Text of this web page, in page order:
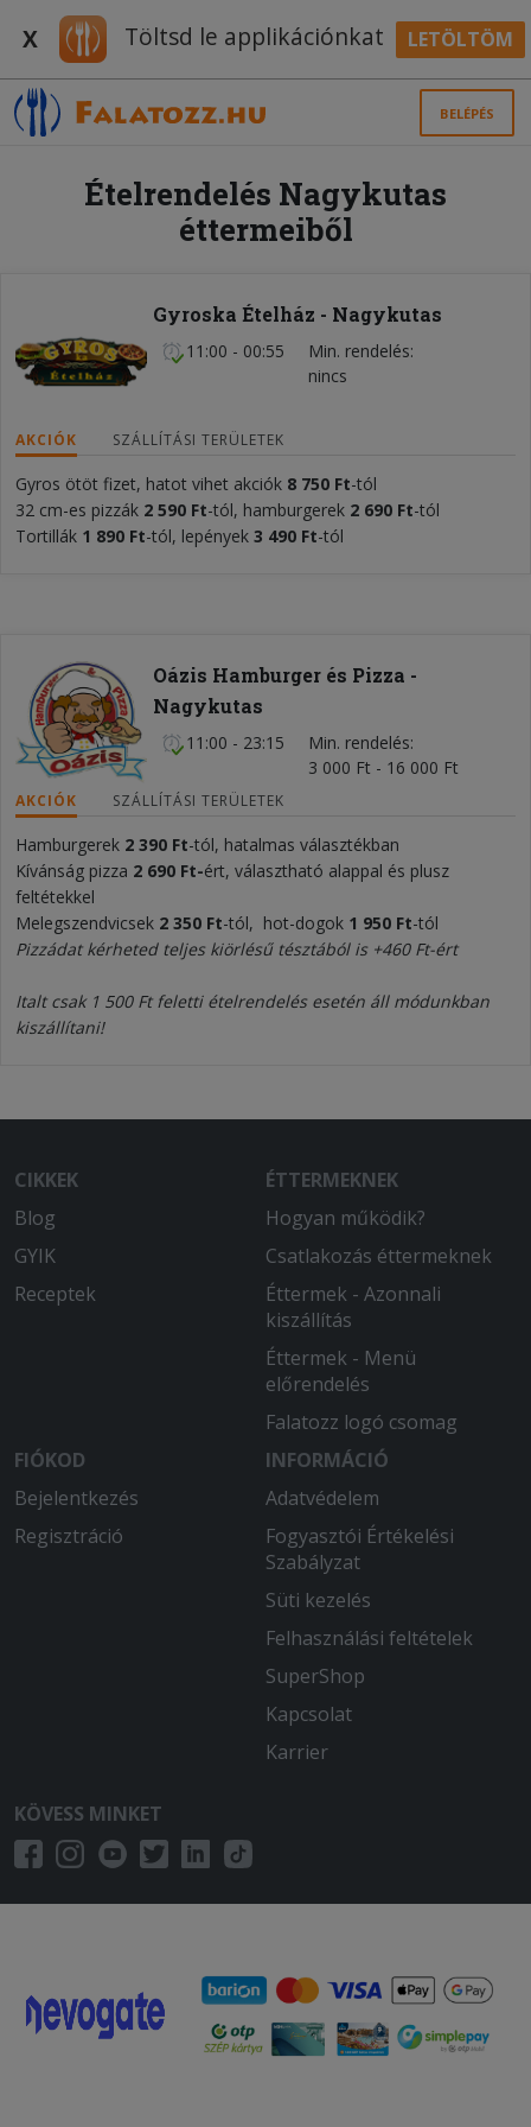
X Töltsd le applikációnkat LETÖLTÖM
BELÉPÉS
Ételrendelés Nagykutas
éttermeiből
Gyroska Ételház - Nagykutas
11:00 - 00:55
Min. rendelés
nincs
AKCIÓK SZÁLLÍTÁSI TERÜLETEK
Gyros ötöt fizet, hatot vihet akciók 8 750 Ft-tól
32 cm-es pizzák 2 590 Ft-tól, hamburgerek 2 690 Ft-tól
Tortillák 1 890 Ft-tól, lepények 3 490 Ft-tól
Oázis Hamburger és Pizza -
Nagykutas
11:00 - 23:15
Min. rendelés
3 000 Ft - 16 000 Ft
AKCIÓK SZÁLLÍTÁSI TERÜLETEK
Hamburgerek 2 390 Ft-tól, hatalmas választékban
Kívánság pizza 2 690 Ft-ért, választható alappal és plusz
feltétekkel
Melegszendvicsek 2 350 Ft-tól, hot-dogok 1 950 Ft-tól
Pizzádat kérheted teljes kiörlésű tésztából is +460 Ft-ért
Italt csak 1 500 Ft feletti ételrendelés esetén áll módunkban
kiszállítani!
CIKKEK
Blog
GYIK
Receptek
ÉTTERMEKNEK
Hogyan működik?
Csatlakozás éttermeknek
Éttermek - Azonnali
kiszállítás
Éttermek - Menü
előrendelés
Falatozz logó csomag
FIÓKOD
Bejelentkezés
Regisztráció
INFORMÁCIÓ
Adatvédelem
Fogyasztói Értékelési
Szabályzat
Süti kezelés
Felhasználási feltételek
SuperShop
Kapcsolat
Karrier
KÖVESS MINKET